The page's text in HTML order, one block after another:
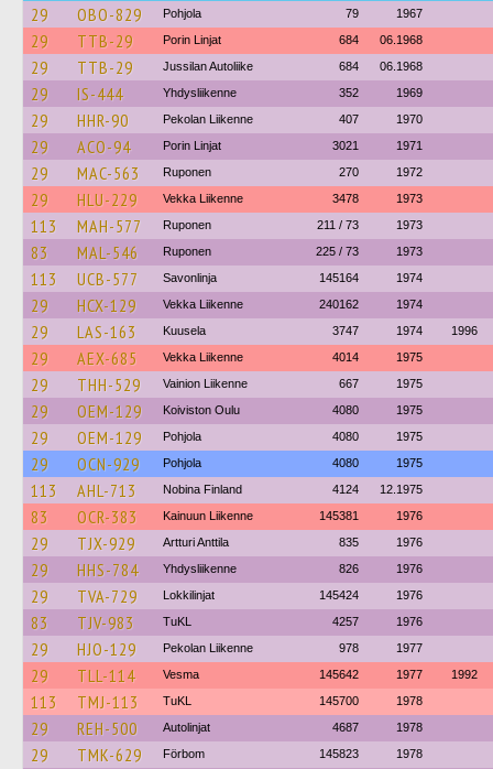
29 OBO-829 Pohjola 79 1967
29 TTB-29 Porin Linjat 684 06.1968
29 TTB-29 Jussilan Autoliike 684 06.1968
29 IS-444 Yhdysliikenne 352 1969
29 HHR-90 Pekolan Liikenne 407 1970
29 ACO-94 Porin Linjat 3021 1971
29 MAC-563 Ruponen 270 1972
29 HLU-229 Vekka Liikenne 3478 1973
113 MAH-577 Ruponen 211 / 73 1973
83 MAL-546 Ruponen 225 / 73 1973
113 UCB-577 Savonlinja 145164 1974
29 HCX-129 Vekka Liikenne 240162 1974
29 LAS-163 Kuusela 3747 1974 1996
29 AEX-685 Vekka Liikenne 4014 1975
29 THH-529 Vainion Liikenne 667 1975
29 OEM-129 Koiviston Oulu 4080 1975
29 OEM-129 Pohjola 4080 1975
29 OCN-929 Pohjola 4080 1975
113 AHL-713 Nobina Finland 4124 12.1975
83 OCR-383 Kainuun Liikenne 145381 1976
29 TJX-929 Artturi Anttila 835 1976
29 HHS-784 Yhdysliikenne 826 1976
29 TVA-729 Lokkilinjat 145424 1976
83 TJV-983 TuKL 4257 1976
29 HJO-129 Pekolan Liikenne 978 1977
29 TLL-114 Vesma 145642 1977 1992
113 TMJ-113 TuKL 145700 1978
29 REH-500 Autolinjat 4687 1978
29 TMK-629 Förbom 145823 1978